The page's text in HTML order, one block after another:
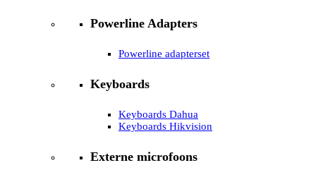
Powerline Adapters
Powerline adapterset
Keyboards
Keyboards Dahua
Keyboards Hikvision
Externe microfoons